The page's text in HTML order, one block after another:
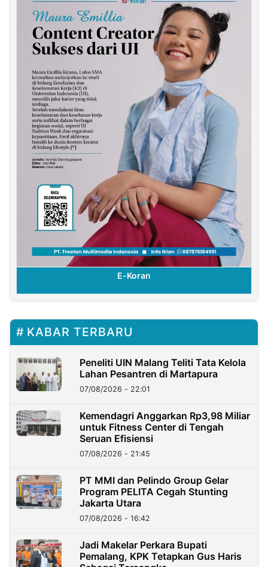
E-Koran
KABAR TERBARU
Peneliti UIN Malang Teliti Tata Kelola
Lahan Pesantren di Martapura
07/08/2026 - 22:01
Kemendagri Anggarkan Rp3,98 Miliar
untuk Fitness Center di Tengah
Seruan Efisiensi
07/08/2026 - 21:45
PT MMI dan Pelindo Group Gelar
Program PELITA Cegah Stunting
Jakarta Utara
07/08/2026 - 16:42
Jadi Makelar Perkara Bupati
Pemalang, KPK Tetapkan Gus Haris